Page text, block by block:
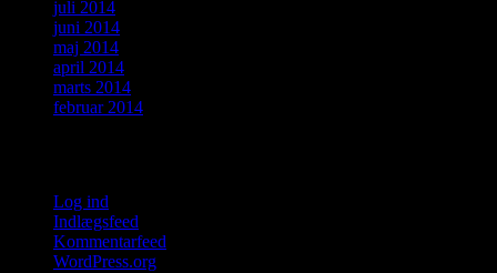
juli 2014
juni 2014
maj 2014
april 2014
marts 2014
februar 2014
Log ind
Indlægsfeed
Kommentarfeed
WordPress.org